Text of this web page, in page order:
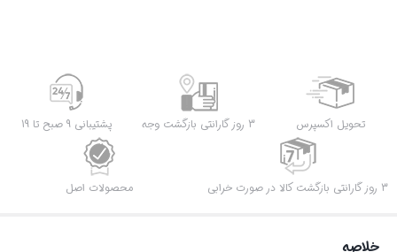
WE-
OT24
عدد
تحویل اکسپرس 3 روز گارانتی بازگشت وجه پشتیبانی 9 صبح تا 19
3 روز گارانتی بازگشت کالا در صورت خرابی محصولات اصل
خلاصه